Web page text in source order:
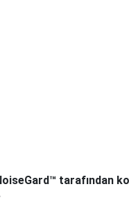
tarafından